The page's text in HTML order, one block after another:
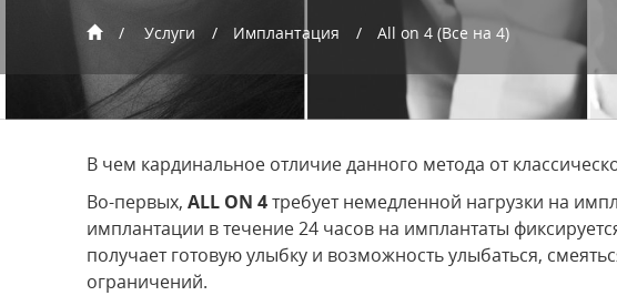
Услуги Имплантация All on 4 (Все на 4)
В чем кардинальное отличие данного метода от
Во-первых, ALL ON 4требует немедленной нагрузки на
имплантации в течение 24 часов на имплантаты
получает готовую улыбку и возможность улыбаться,
ограничений.